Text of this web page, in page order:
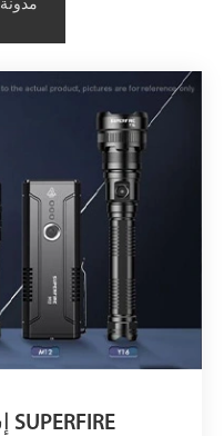
مدونة
إشعار ترقية العلامة التجارية SUPERFIRE